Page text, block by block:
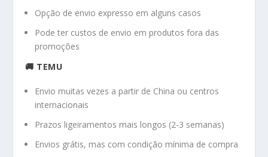
Opção de envio expresso em alguns casos
Pode ter custos de envio em produtos fora das
promoções
🚚 TEMU
Envio muitas vezes a partir de China ou centros
internacionais
Prazos ligeiramentos mais longos (2-3 semanas)
Envios grátis, mas com condição mínima de compra